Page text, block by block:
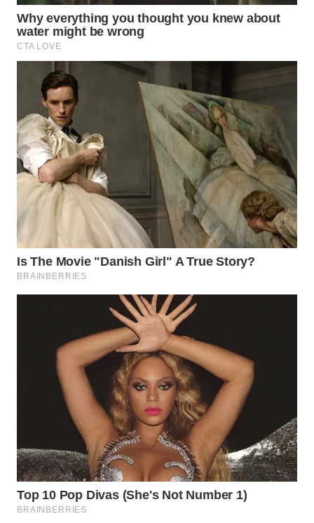
DANAU
TOBA
WN
NIAS
WN
LANGKAT
WN
TAPANULI
SELATAN
TANJUNG
LESUNG
WN
SIMALUNGUN
WN
LABUHANBATU
WN
TAPANULI
TENGAH